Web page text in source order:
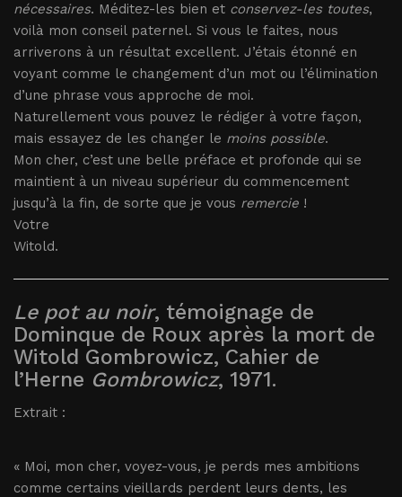
nécessaires. Méditez-les bien et conservez-les toutes,
voilà mon conseil paternel. Si vous le faites, nous
arriverons à un résultat excellent. J’étais étonné en
voyant comme le changement d’un mot ou l’élimination
d’une phrase vous approche de moi.
Naturellement vous pouvez le rédiger à votre façon,
mais essayez de les changer le moins possible.
Mon cher, c’est une belle préface et profonde qui se
maintient à un niveau supérieur du commencement
jusqu’à la fin, de sorte que je vous remercie !
Votre
Witold.
Le pot au noir, témoignage de
Dominque de Roux après la mort de
Witold Gombrowicz, Cahier de
l’Herne Gombrowicz, 1971.
Extrait :
« Moi, mon cher, voyez-vous, je perds mes ambitions
comme certains vieillards perdent leurs dents, les